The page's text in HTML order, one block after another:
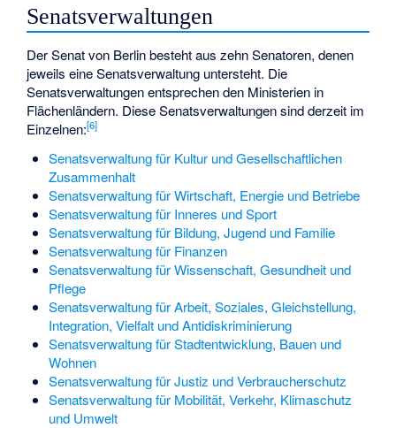
Senatsverwaltungen
Der Senat von Berlin besteht aus zehn Senatoren, denen
jeweils eine Senatsverwaltung untersteht. Die
Senatsverwaltungen entsprechen den Ministerien in
Flächenländern. Diese Senatsverwaltungen sind derzeit im
Einzelnen:[6]
Senatsverwaltung für Kultur und Gesellschaftlichen
Zusammenhalt
Senatsverwaltung für Wirtschaft, Energie und Betriebe
Senatsverwaltung für Inneres und Sport
Senatsverwaltung für Bildung, Jugend und Familie
Senatsverwaltung für Finanzen
Senatsverwaltung für Wissenschaft, Gesundheit und
Pflege
Senatsverwaltung für Arbeit, Soziales, Gleichstellung,
Integration, Vielfalt und Antidiskriminierung
Senatsverwaltung für Stadtentwicklung, Bauen und
Wohnen
Senatsverwaltung für Justiz und Verbraucherschutz
Senatsverwaltung für Mobilität, Verkehr, Klimaschutz
und Umwelt